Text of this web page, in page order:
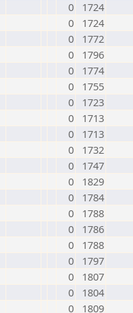
0
1724
0
1724
0
1772
0
1796
0
1774
0
1755
0
1723
0
1713
0
1713
0
1732
0
1747
0
1829
0
1784
0
1788
0
1786
0
1788
0
1797
0
1807
0
1804
0
1809